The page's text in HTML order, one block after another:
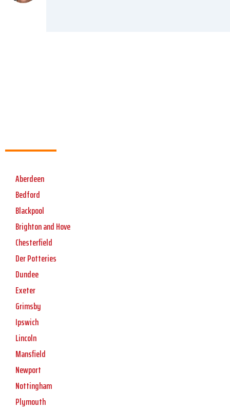
Aberdeen
Bedford
Blackpool
Brighton and Hove
Chesterfield
Der Potteries
Dundee
Exeter
Grimsby
Ipswich
Lincoln
Mansfield
Newport
Nottingham
Plymouth